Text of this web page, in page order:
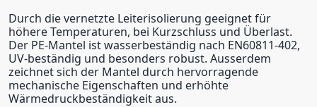
Durch die vernetzte Leiterisolierung geeignet für
höhere Temperaturen, bei Kurzschluss und Überlast.
Der PE-Mantel ist wasserbeständig nach EN60811-402,
UV-beständig und besonders robust. Ausserdem
zeichnet sich der Mantel durch hervorragende
mechanische Eigenschaften und erhöhte
Wärmedruckbeständigkeit aus.